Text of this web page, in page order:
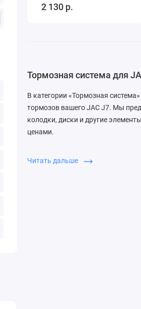
2 130 р.
Тормозная система для
В категории «Тормозная
тормозов вашего JAC J7. Мы
колодки, диски и другие
ценами.
Читать дальше